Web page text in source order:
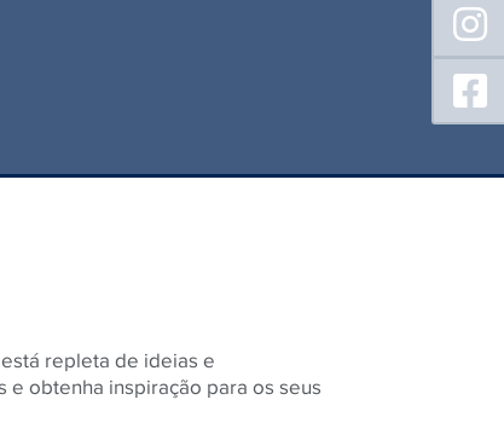
obtenha inspiração para os seus